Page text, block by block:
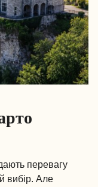
перевагу
вибір. Але